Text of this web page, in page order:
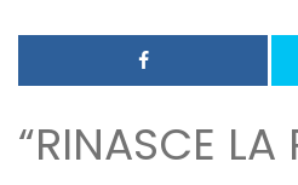
“RINASCE